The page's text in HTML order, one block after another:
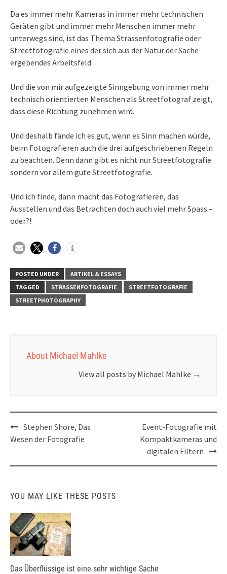
Da es immer mehr Kameras in immer mehr technischen
Geräten gibt und immer mehr Menschen immer mehr
unterwegs sind, ist das Thema Strassenfotografie oder
Streetfotografie eines der sich aus der Natur der Sache
ergebendes Arbeitsfeld.
Und die von mir aufgezeigte Sinngebung von immer mehr
technisch orientierten Menschen als Streetfotograf zeigt,
dass diese Richtung zunehmen wird.
Und deshalb fände ich es gut, wenn es Sinn machen würde,
beim Fotografieren auch die drei aufgeschriebenen Regeln
zu beachten. Denn dann gibt es nicht nur Streetfotografie
sondern vor allem gute Streetfotografie.
Und ich finde, dann macht das Fotografieren, das
Ausstellen und das Betrachten doch auch viel mehr Spass –
oder?!
POSTED UNDER
ARTIKEL & ESSAYS
TAGGED
STRASSENFOTOGRAFIE
STREETFOTOGRAFIE
STREETPHOTOGRAPHY
About Michael Mahlke
View all posts by Michael Mahlke →
Post
navigation
Stephen Shore, Das
Wesen der Fotografie
Event-Fotografie mit
Kompaktkameras und
digitalen Filtern
YOU MAY LIKE THESE POSTS
Das Überflüssige ist eine sehr wichtige Sache